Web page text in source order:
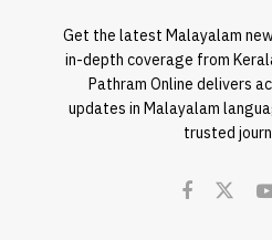
Get the latest Malayalam
in-depth coverage from
Pathram Online delivers
updates in Malayalam
trusted